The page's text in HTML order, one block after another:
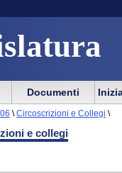
Documenti
\ Circoscrizioni e Collegi \
e collegi